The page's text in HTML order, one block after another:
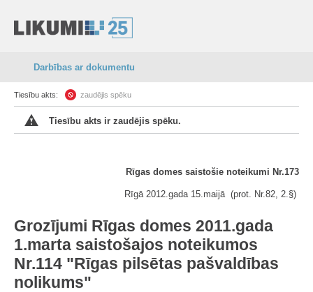
Darbības ar dokumentu
Tiesību akts: zaudējis spēku
Tiesību akts ir zaudējis spēku.
Rīgas domes saistošie noteikumi Nr.173
Rīgā 2012.gada 15.maijā (prot. Nr.82, 2.§)
Grozījumi Rīgas domes 2011.gada
1.marta saistošajos noteikumos
Nr.114 "Rīgas pilsētas pašvaldības
nolikums"